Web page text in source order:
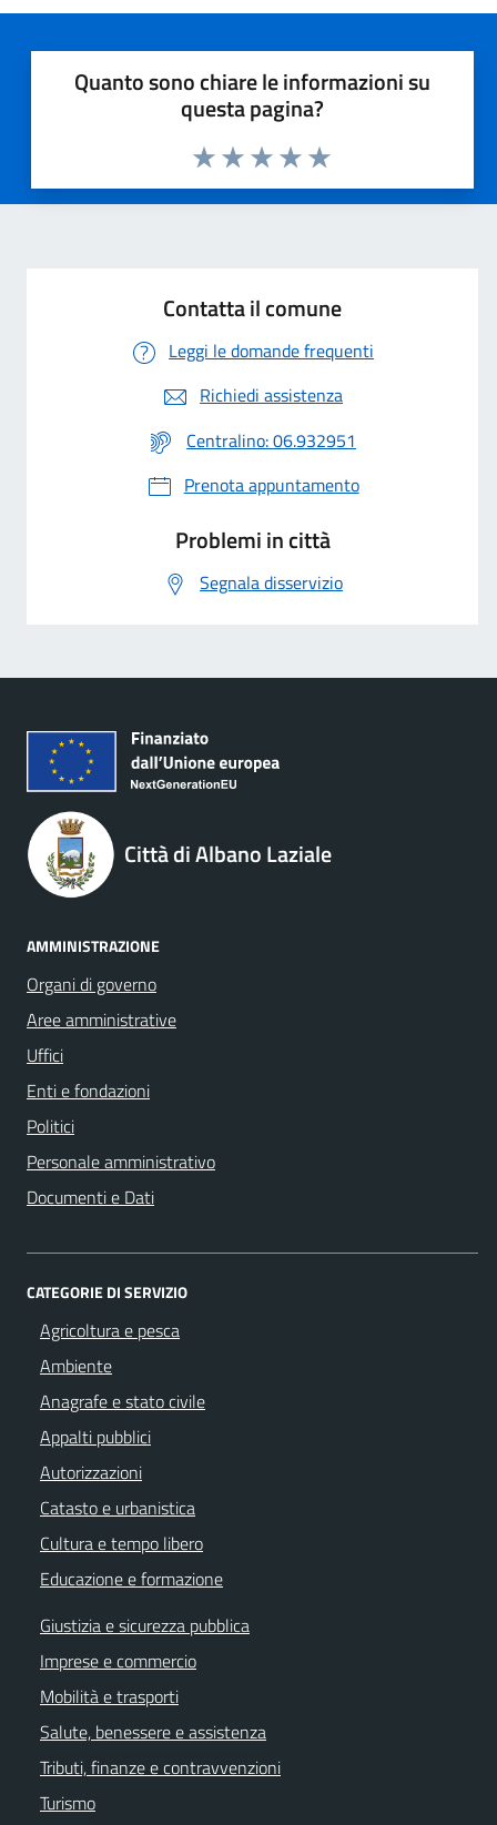
Quanto sono chiare le informazioni su
questa pagina?
Valuta 5 stelle su 5
Valuta 4 stelle su 5
Valuta 3 stelle su 5
Valuta 2 stelle su 5
Valuta 1 stelle su 5
Contatta il comune
Leggi le domande frequenti
Richiedi assistenza
Centralino: 06.932951
Prenota appuntamento
Problemi in città
Segnala disservizio
Città di Albano Laziale
AMMINISTRAZIONE
Organi di governo
Aree amministrative
Uffici
Enti e fondazioni
Politici
Personale amministrativo
Documenti e Dati
CATEGORIE DI SERVIZIO
Agricoltura e pesca
Ambiente
Anagrafe e stato civile
Appalti pubblici
Autorizzazioni
Catasto e urbanistica
Cultura e tempo libero
Educazione e formazione
Giustizia e sicurezza pubblica
Imprese e commercio
Mobilità e trasporti
Salute, benessere e assistenza
Tributi, finanze e contravvenzioni
Turismo